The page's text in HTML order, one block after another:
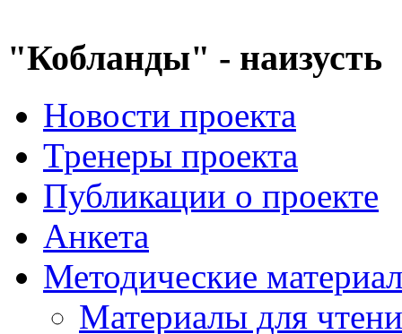
"Кобланды" - наизусть
Новости проекта
Тренеры проекта
Публикации о проекте
Анкета
Методические
Материалы для